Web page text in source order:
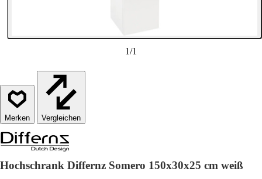
1/1
Vergleichen
Hochschrank Differnz Somero 150x30x25 cm weiß